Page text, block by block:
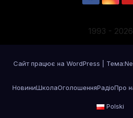
1993 - 2026
Сайт працює на WordPress Тема:
НовиниШколаОголошенняРадіоПро
Polski